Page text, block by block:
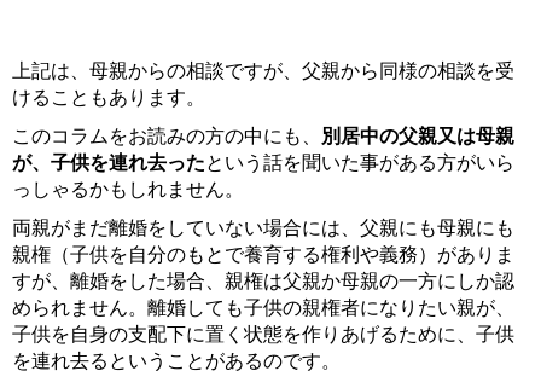
上記は、母親からの相談ですが、父親から同様の相談を受
けることもあります。
このコラムをお読みの方の中にも、 別居中の父親又は母親
が、子供を連れ去ったという話を聞いた事がある方がいら
っしゃるかもしれません。
両親がまだ離婚をしていない場合には、父親にも母親にも
親権（子供を自分のもとで養育する権利や義務）がありま
すが、離婚をした場合、親権は父親か母親の一方にしか認
められません。離婚しても子供の親権者になりたい親が、
子供を自身の支配下に置く状態を作りあげるために、子供
を連れ去るということがあるのです。